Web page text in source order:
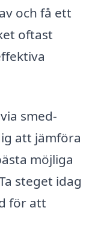
och få ett
oftast
smed-
att jämföra
möjliga
steget idag
för att